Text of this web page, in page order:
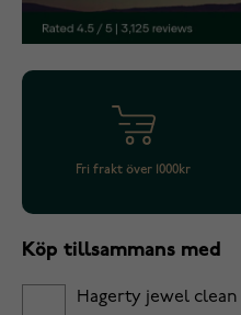
Fri frakt över 1000kr
Köp tillsammans med
Hagerty jewel clean